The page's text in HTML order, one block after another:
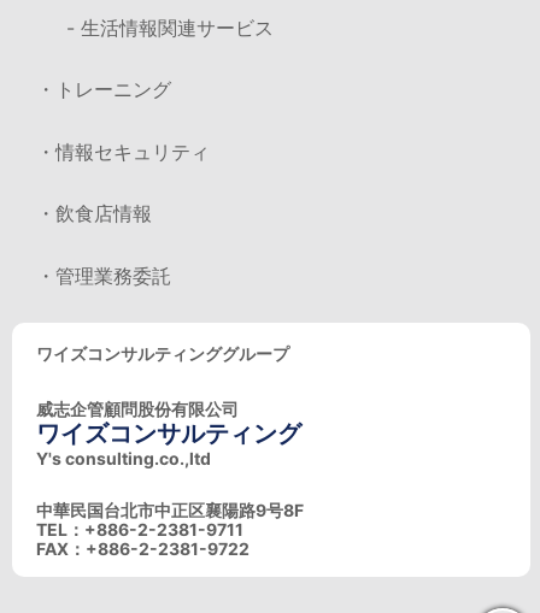
- 生活情報関連サービス
・トレーニング
・情報セキュリティ
・飲食店情報
・管理業務委託
ワイズコンサルティンググループ
威志企管顧問股份有限公司
ワイズコンサルティング
Y's consulting.co.,ltd
中華民国台北市中正区襄陽路9号8F
TEL：+886-2-2381-9711
FAX：+886-2-2381-9722